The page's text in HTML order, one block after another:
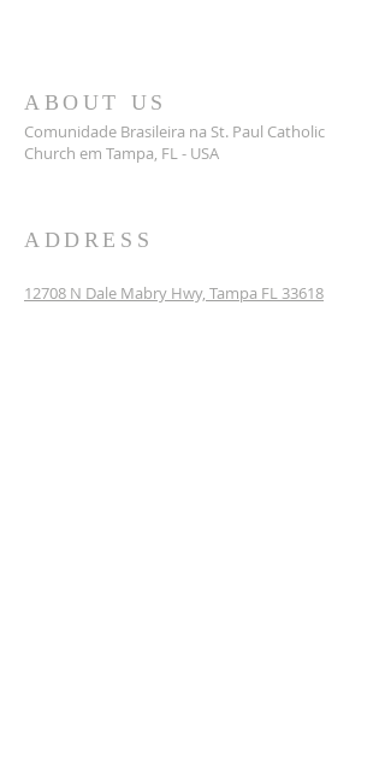
ABOUT US
Comunidade Brasileira na St. Paul Catholic
Church em Tampa, FL - USA
ADDRESS
12708 N Dale Mabry Hwy, Tampa FL 33618